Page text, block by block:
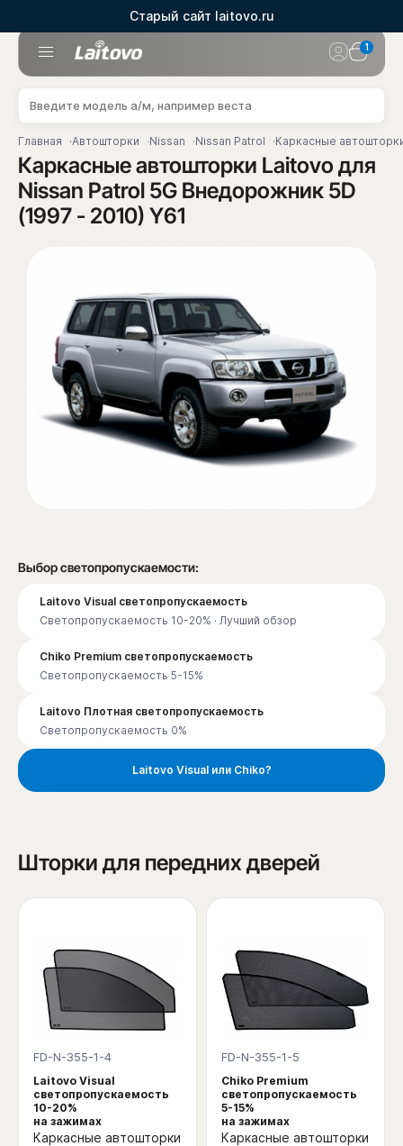
Старый сайт laitovo.ru
1
Главная Автошторки Nissan Nissan Patrol Каркасные
Каркасные автошторки Laitovo для
Nissan Patrol 5G Внедорожник 5D
(1997 - 2010) Y61
Выбор светопропускаемости:
Laitovo Visual светопропускаемость
Светопропускаемость 10-20% · Лучший обзор
Chiko Premium светопропускаемость
Светопропускаемость 5-15%
Laitovo Плотная светопропускаемость
Светопропускаемость 0%
Laitovo Visual или Chiko?
Шторки для передних дверей
FD-N-355-1-4
Laitovo Visual
светопропускаемость
10-20%
на зажимах
Каркасные автошторки
FD-N-355-1-5
Chiko Premium
светопропускаемость
5-15%
на зажимах
Каркасные автошторки